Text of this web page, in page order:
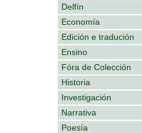
Delfín
Economía
Edición e tradución
Ensino
Fóra de Colección
Historia
Investigación
Narrativa
Poesía